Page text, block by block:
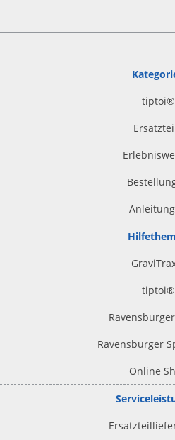
tiptoi®
tiptoi®
Ravensburger
Online